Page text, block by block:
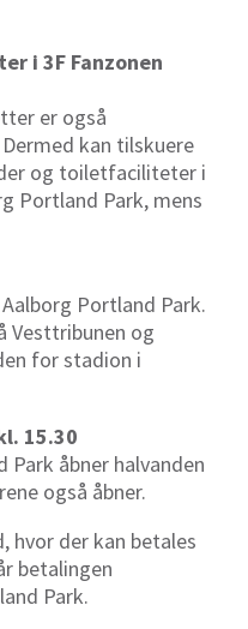
i 3F Fanzonen
er også
kan tilskuere
og toiletfaciliteter i
Portland Park, mens
Portland Park.
Vesttribunen og
for stadion i
15.30
Park åbner halvanden
også åbner.
hvor der kan betales
betalingen
Park.